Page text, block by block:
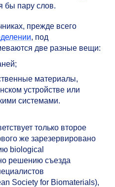
бы пару слов.
прежде всего
, под
две разные вещи:
материалы,
устройстве или
системами.
только второе
же зарезервировано
biological
решению съезда
Society for Biomaterials),